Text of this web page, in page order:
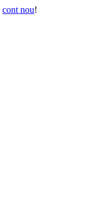
cont nou!